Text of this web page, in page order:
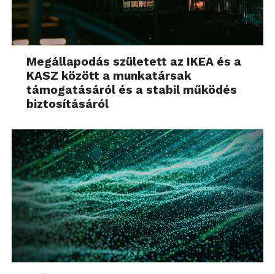
Megállapodás született az IKEA és a
KASZ között a munkatársak
támogatásáról és a stabil működés
biztosításáról